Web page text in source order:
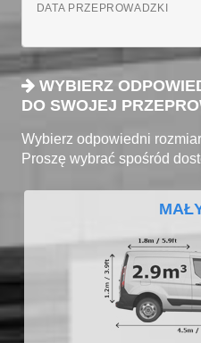
DATA PRZEPROWADZKI
WYBIERZ
DO SWOJEJ
Wybierz odpowiedni
Proszę wybrać spośród